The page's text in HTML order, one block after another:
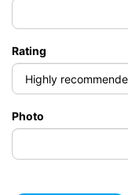
Rating
Photo